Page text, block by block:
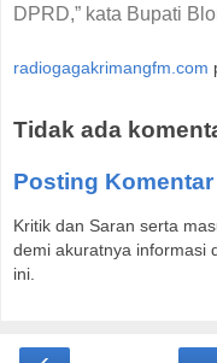
DPRD,” kata Bupati
radiogagakrimangfm.com
Tidak ada
Posting Komentar
Kritik dan Saran serta
demi akuratnya informasi
ini.